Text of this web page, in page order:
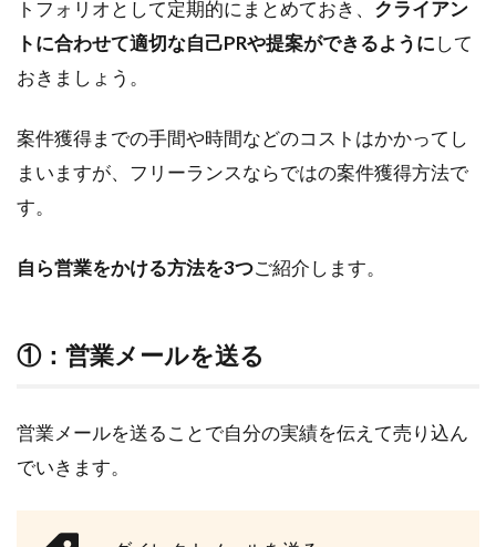
を狙
う
4
減も
得意
な案
件も
叶え
る
の力
を借
案件
獲得
方
4.1
トフォリオとして定期的にまとめておき、 クライアン
トに合わせて適切な自己PRや提案ができるようにして
おきましょう。
案件獲得までの手間や時間などのコストはかかってし
まいますが、フリーランスならではの案件獲得方法で
す。
自ら営業をかける方法を3つご紹介します。
①：営業メールを送る
営業メールを送ることで自分の実績を伝えて売り込ん
でいきます。